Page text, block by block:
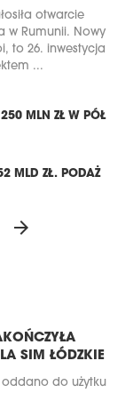
otwarcie
w Rumunii. Nowy
to 26. inwestycja
...
250 MLN ZŁ W PÓŁ
MLD ZŁ. PODAŻ
arrow_forward
SIM ŁÓDZKIE
oddano do użytku